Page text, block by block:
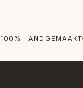
100% HANDGEMAAKT